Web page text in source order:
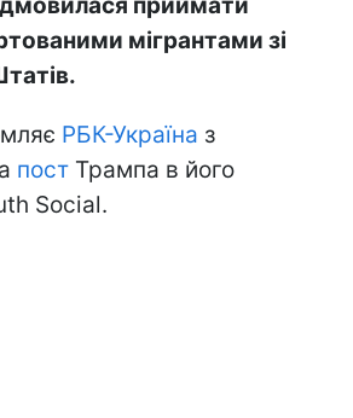
мігрантами зі
РБК-Україна з
пост Трампа в його
Social.